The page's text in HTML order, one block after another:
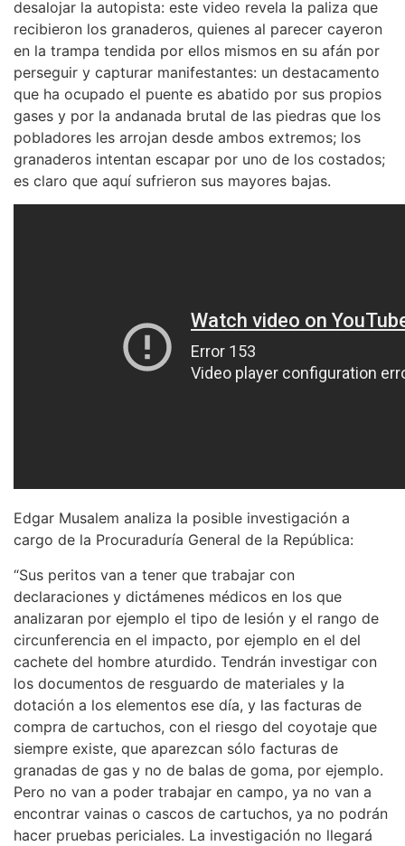
desalojar la autopista: este video revela la paliza que
recibieron los granaderos, quienes al parecer cayeron
en la trampa tendida por ellos mismos en su afán por
perseguir y capturar manifestantes: un destacamento
que ha ocupado el puente es abatido por sus propios
gases y por la andanada brutal de las piedras que los
pobladores les arrojan desde ambos extremos; los
granaderos intentan escapar por uno de los costados;
es claro que aquí sufrieron sus mayores bajas.
Edgar Musalem analiza la posible investigación a
cargo de la Procuraduría General de la República:
“Sus peritos van a tener que trabajar con
declaraciones y dictámenes médicos en los que
analizaran por ejemplo el tipo de lesión y el rango de
circunferencia en el impacto, por ejemplo en el del
cachete del hombre aturdido. Tendrán investigar con
los documentos de resguardo de materiales y la
dotación a los elementos ese día, y las facturas de
compra de cartuchos, con el riesgo del coyotaje que
siempre existe, que aparezcan sólo facturas de
granadas de gas y no de balas de goma, por ejemplo.
Pero no van a poder trabajar en campo, ya no van a
encontrar vainas o cascos de cartuchos, ya no podrán
hacer pruebas periciales. La investigación no llegará